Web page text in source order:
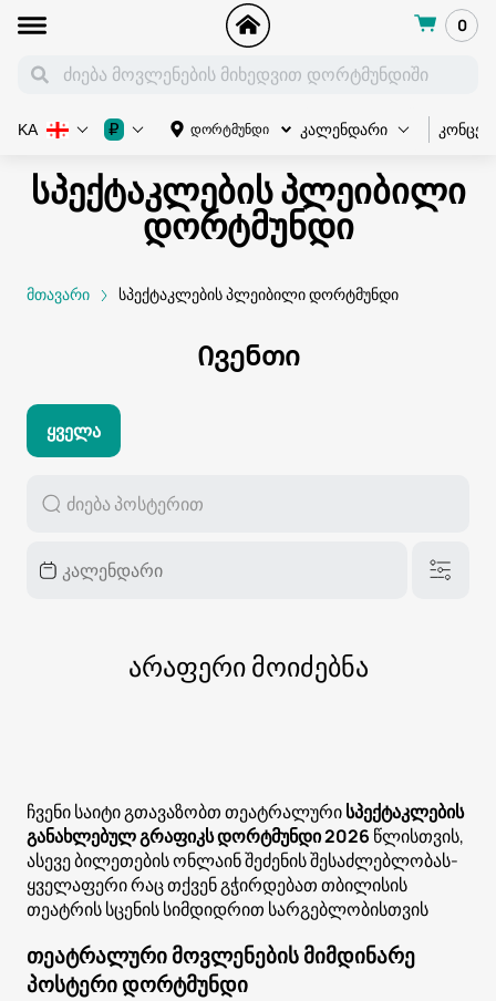
0
დორტმუნდი კალენდარი
KA ₽
სპექტაკლების პლეიბილი
დორტმუნდი
მთავარი სპექტაკლების პლეიბილი დორტმუნდი
Ივენთი
Ყველა
არაფერი მოიძებნა
ჩვენი საიტი გთავაზობთ თეატრალურისპექტაკლების
განახლებულ გრაფიკს დორტმუნდი 2026 წლისთვის,
ასევე ბილეთების ონლაინ შეძენის შესაძლებლობას-
ყველაფერი რაც თქვენ გჭირდებათ თბილისის
თეატრის სცენის სიმდიდრით სარგებლობისთვის
თეატრალური მოვლენების მიმდინარე
პოსტერი დორტმუნდი